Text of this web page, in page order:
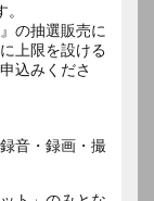
の抽選販売に
上限を設ける
込みくださ
音・録画・撮